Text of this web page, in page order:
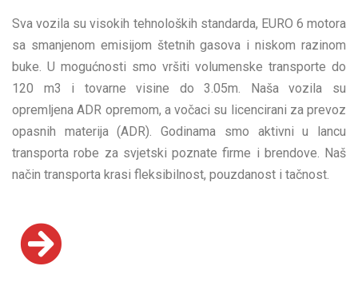
Sva vozila su visokih tehnoloških standarda, EURO 6 motora
sa smanjenom emisijom štetnih gasova i niskom razinom
buke. U mogućnosti smo vršiti volumenske transporte do
120 m3 i tovarne visine do 3.05m. Naša vozila su
opremljena ADR opremom, a vočaci su licencirani za prevoz
opasnih materija (ADR). Godinama smo aktivni u lancu
transporta robe za svjetski poznate firme i brendove. Naš
način transporta krasi fleksibilnost, pouzdanost i tačnost.